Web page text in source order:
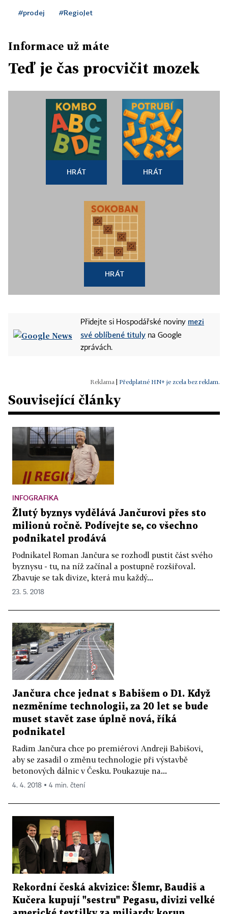
#prodej #RegioJet
Informace už máte
Teď je čas procvičit mozek
HRÁT HRÁT
HRÁT
Přidejte si Hospodářské noviny mezi
své oblíbené tituly na Google
zprávách.
Předplatné HN+ je zcela bez reklam.
Související články
INFOGRAFIKA
Žlutý byznys vydělává Jančurovi přes sto
milionů ročně. Podívejte se, co všechno
podnikatel prodává
Podnikatel Roman Jančura se rozhodl pustit část svého
byznysu - tu, na níž začínal a postupně rozšiřoval.
Zbavuje se tak divize, která mu každý...
23. 5. 2018
Jančura chce jednat s Babišem o D1. Když
nezměníme technologii, za 20 let se bude
muset stavět zase úplně nová, říká
podnikatel
Radim Jančura chce po premiérovi Andreji Babišovi,
aby se zasadil o změnu technologie při výstavbě
betonových dálnic v Česku. Poukazuje na...
4. 4. 2018 ▪ 4 min. čtení
Rekordní česká akvizice: Šlemr, Baudiš a
Kučera kupují "sestru" Pegasu, divizi velké